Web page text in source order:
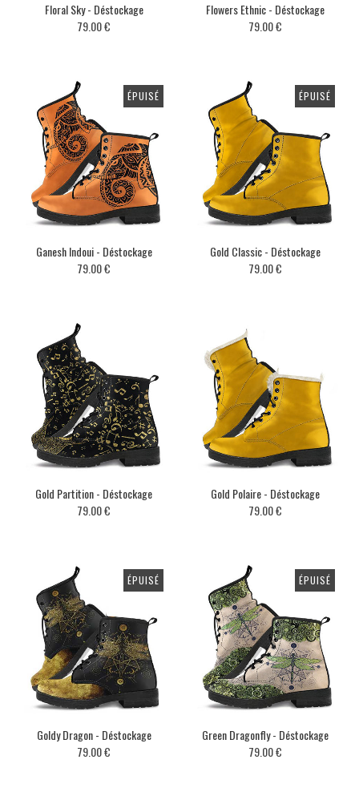
Floral Sky - Déstockage
79.00 €
Flowers Ethnic - Déstockage
79.00 €
ÉPUISÉ
Ganesh Indoui - Déstockage
79.00 €
ÉPUISÉ
Gold Classic - Déstockage
79.00 €
Gold Partition - Déstockage
79.00 €
Gold Polaire - Déstockage
79.00 €
ÉPUISÉ
Goldy Dragon - Déstockage
79.00 €
ÉPUISÉ
Green Dragonfly - Déstockage
79.00 €